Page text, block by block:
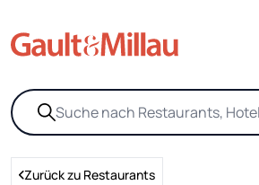
Zurück zu Restaurants